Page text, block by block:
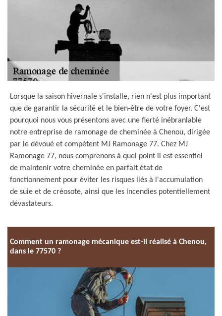
Lorsque la saison hivernale s'installe, rien n'est plus important
que de garantir la sécurité et le bien-être de votre foyer. C'est
pourquoi nous vous présentons avec une fierté inébranlable
notre entreprise de ramonage de cheminée à Chenou, dirigée
par le dévoué et compétent MJ Ramonage 77. Chez MJ
Ramonage 77, nous comprenons à quel point il est essentiel
de maintenir votre cheminée en parfait état de
fonctionnement pour éviter les risques liés à l'accumulation
de suie et de créosote, ainsi que les incendies potentiellement
dévastateurs.
Comment un ramonage mécanique est-il réalisé à Chenou,
dans le 77570 ?